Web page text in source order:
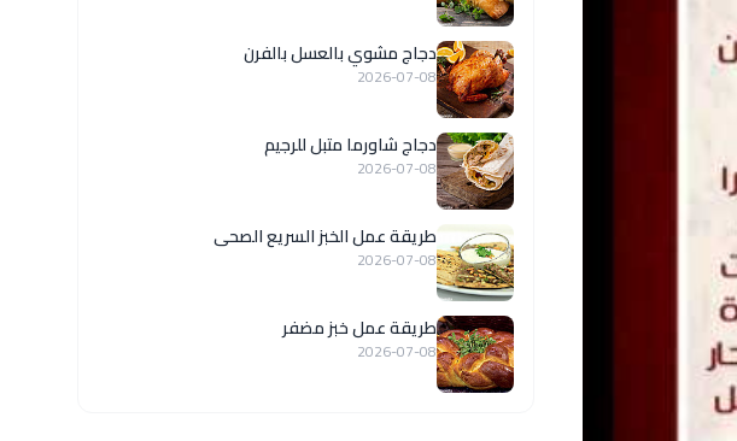
دجاج مشوي بالعسل بالفرن
2026-07-08
دجاج شاورما متبل للرجيم
2026-07-08
طريقة عمل الخبز السريع الصحى
2026-07-08
طريقة عمل خبز مضفر
2026-07-08